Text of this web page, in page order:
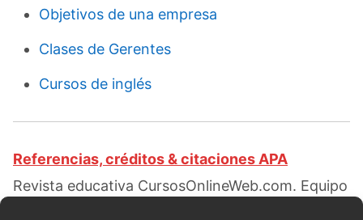
Objetivos de una empresa
Clases de Gerentes
Cursos de inglés
Referencias, créditos & citaciones APA
Revista educativa CursosOnlineWeb.com. Equipo